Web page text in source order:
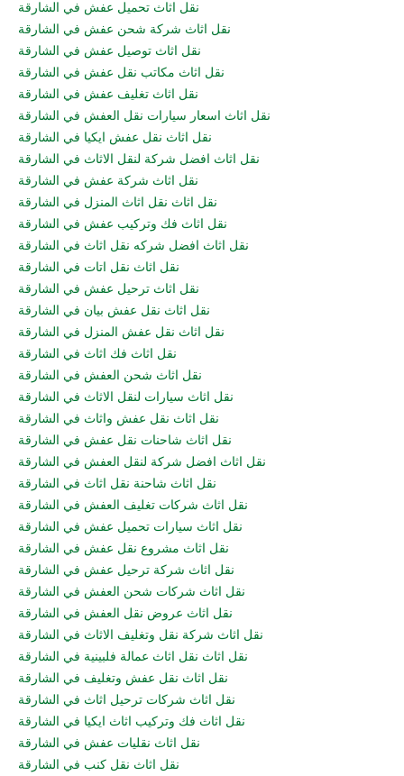
نقل اثاث تحميل عفش في الشارقة
نقل اثاث شركة شحن عفش في الشارقة
نقل اثاث توصيل عفش في الشارقة
نقل اثاث مكاتب نقل عفش في الشارقة
نقل اثاث تغليف عفش في الشارقة
نقل اثاث اسعار سيارات نقل العفش في الشارقة
نقل اثاث نقل عفش ايكيا في الشارقة
نقل اثاث افضل شركة لنقل الاثاث في الشارقة
نقل اثاث شركة عفش في الشارقة
نقل اثاث نقل اثاث المنزل في الشارقة
نقل اثاث فك وتركيب عفش في الشارقة
نقل اثاث افضل شركه نقل اثاث في الشارقة
نقل اثاث نقل اتات في الشارقة
نقل اثاث ترحيل عفش في الشارقة
نقل اثاث نقل عفش بيان في الشارقة
نقل اثاث نقل عفش المنزل في الشارقة
نقل اثاث فك اثاث في الشارقة
نقل اثاث شحن العفش في الشارقة
نقل اثاث سيارات لنقل الاثاث في الشارقة
نقل اثاث نقل عفش واثاث في الشارقة
نقل اثاث شاحنات نقل عفش في الشارقة
نقل اثاث افضل شركة لنقل العفش في الشارقة
نقل اثاث شاحنة نقل اثاث في الشارقة
نقل اثاث شركات تغليف العفش في الشارقة
نقل اثاث سيارات تحميل عفش في الشارقة
نقل اثاث مشروع نقل عفش في الشارقة
نقل اثاث شركة ترحيل عفش في الشارقة
نقل اثاث شركات شحن العفش في الشارقة
نقل اثاث عروض نقل العفش في الشارقة
نقل اثاث شركة نقل وتغليف الاثاث في الشارقة
نقل اثاث نقل اثاث عمالة فلبينية في الشارقة
نقل اثاث نقل عفش وتغليف في الشارقة
نقل اثاث شركات ترحيل اثاث في الشارقة
نقل اثاث فك وتركيب اثاث ايكيا في الشارقة
نقل اثاث نقليات عفش في الشارقة
نقل اثاث نقل كنب في الشارقة